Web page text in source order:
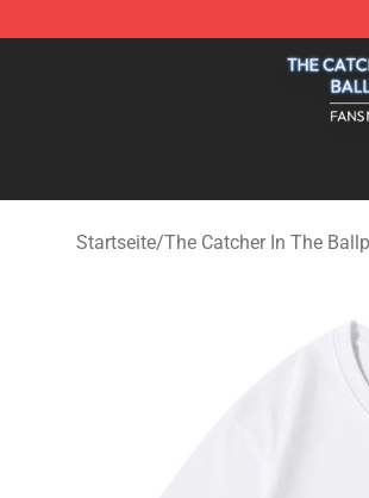
The Catcher In The Ballpark
Startseite/The Catcher In The